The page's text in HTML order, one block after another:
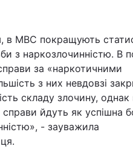
в МВС покращують
з наркозлочинністю. В
за «наркотичними
з них невдовзі
складу злочину, однак
справи йдуть як успішна
- зауважила